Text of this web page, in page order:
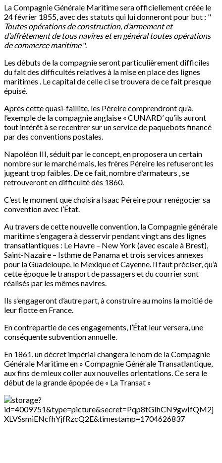
La Compagnie Générale Maritime sera officiellement créée le
24 février 1855, avec des statuts qui lui donneront pour but : "
Toutes opérations de construction, d’armement et
d’affrètement de tous navires et en général toutes opérations
de commerce maritime".
Les débuts de la compagnie seront particulièrement difficiles
du fait des difficultés relatives à la mise en place des lignes
maritimes . Le capital de celle ci se trouvera de ce fait presque
épuisé.
Après cette quasi-faillite, les Péreire comprendront qu’à,
l’exemple de la compagnie anglaise « CUNARD’ qu’ils auront
tout intérêt à se recentrer sur un service de paquebots financé
par des conventions postales.
Napoléon III, séduit par le concept, en proposera un certain
nombre sur le marché mais, les frères Péreire les refuseront les
jugeant trop faibles. De ce fait, nombre d’armateurs , se
retrouveront en difficulté dès 1860.
C’est le moment que choisira Isaac Péreire pour renégocier sa
convention avec l’État.
Au travers de cette nouvelle convention, la Compagnie générale
maritime s’engagera à desservir pendant vingt ans des lignes
transatlantiques : Le Havre – New York (avec escale à Brest),
Saint-Nazaire – Isthme de Panama et trois services annexes
pour la Guadeloupe, le Mexique et Cayenne. Il faut préciser, qu’à
cette époque le transport de passagers et du courrier sont
réalisés par les mêmes navires.
Ils s’engageront d’autre part, à construire au moins la moitié de
leur flotte en France.
En contrepartie de ces engagements, l’État leur versera, une
conséquente subvention annuelle.
En 1861, un décret impérial changera le nom de la Compagnie
Générale Maritime en » Compagnie Générale Transatlantique,
aux fins de mieux coller aux nouvelles orientations. Ce sera le
début de la grande épopée de « La Transat »